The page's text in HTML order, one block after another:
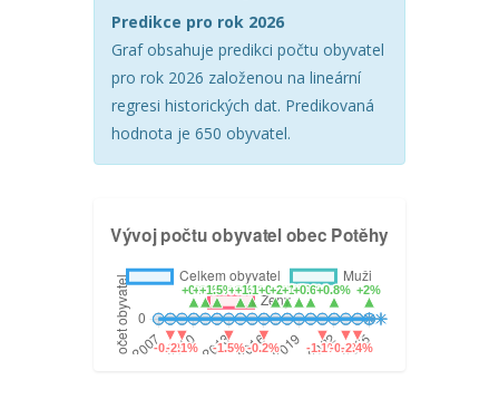
Predikce pro rok 2026
Graf obsahuje predikci počtu obyvatel
pro rok 2026 založenou na lineární
regresi historických dat. Predikovaná
hodnota je 650 obyvatel.